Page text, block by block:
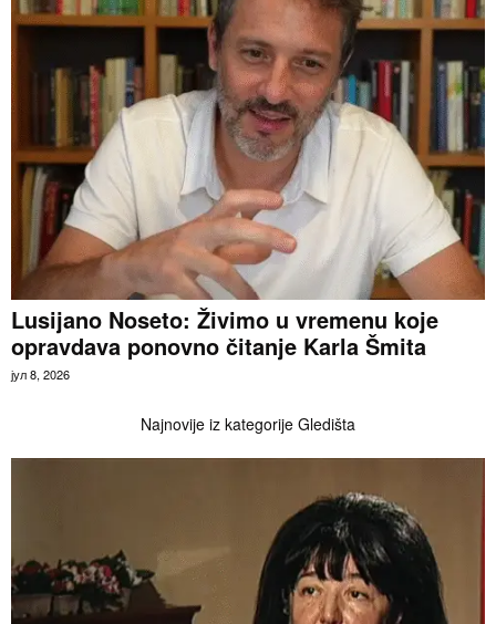
Lusijano Noseto: Živimo u vremenu koje
opravdava ponovno čitanje Karla Šmita
јул 8, 2026
Najnovije iz kategorije Gledišta